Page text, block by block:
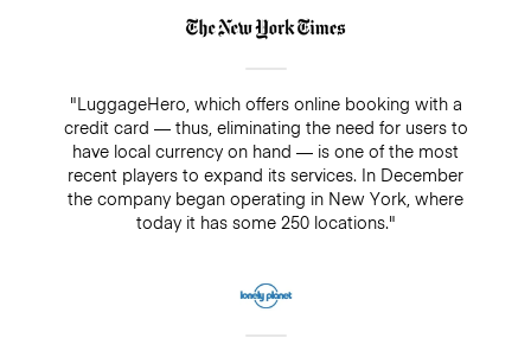
"LuggageHero, which offers online booking with a
credit card — thus, eliminating the need for users to
have local currency on hand — is one of the most
recent players to expand its services. In December
the company began operating in New York, where
today it has some 250 locations."